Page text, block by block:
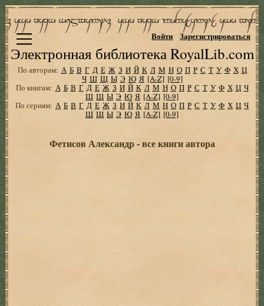
Электронная библиотека RoyalLib.com
Войти Зарегистрироваться
По авторам: А Б В Г Д Е Ж З И Й К Л М Н О П Р С Т У Ф Х Ц
Ч Ш Щ Ы Э Ю Я [A-Z] [0-9]
По книгам: А Б В Г Д Е Ж З И Й К Л М Н О П Р С Т У Ф Х Ц Ч
Ш Щ Ы Э Ю Я [A-Z] [0-9]
По сериям: А Б В Г Д Е Ж З И Й К Л М Н О П Р С Т У Ф Х Ц Ч
Ш Щ Ы Э Ю Я [A-Z] [0-9]
Фетисов Александр - все книги автора